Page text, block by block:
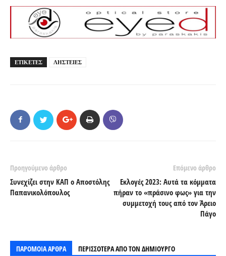
ΕΤΙΚΕΤΕΣ ΛΗΣΤΕΙΕΣ
Προηγούμενο άρθρο
Συνεχίζει στην ΚΑΠ ο Αποστόλης
Παπανικολόπουλος
Επόμενο άρθρο
Εκλογές 2023: Αυτά τα κόμματα
πήραν το «πράσινο φως» για την
συμμετοχή τους από τον Άρειο
Πάγο
ΠΑΡΟΜΟΙΑ ΑΡΘΡΑ ΠΕΡΙΣΣΟΤΕΡΑ ΑΠΟ ΤΟΝ ΔΗΜΙΟΥΡΓΟ